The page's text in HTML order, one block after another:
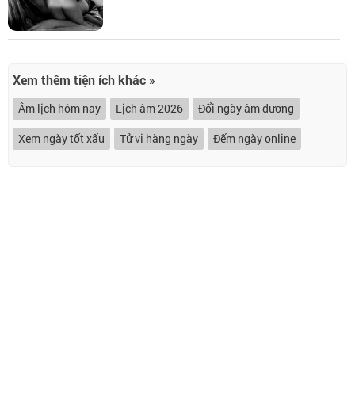
Xem thêm tiện ích khác »
Âm lịch hôm nay Lịch âm 2026
Đổi ngày âm dương
Xem ngày tốt xấu
Tử vi hàng ngày Đếm ngày online